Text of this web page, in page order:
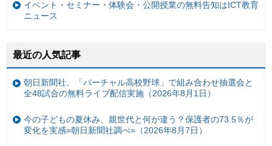
イベント・セミナー・体験会・公開授業の無料告知はICT教育
ニュース
最近の人気記事
朝日新聞社、「バーチャル高校野球」で組み合わせ抽選会と
全48試合の無料ライブ配信実施（2026年8月1日）
今の子どもの夏休み、親世代と何が違う？保護者の73.5％が
変化を実感=朝日新聞社調べ=（2026年8月7日）